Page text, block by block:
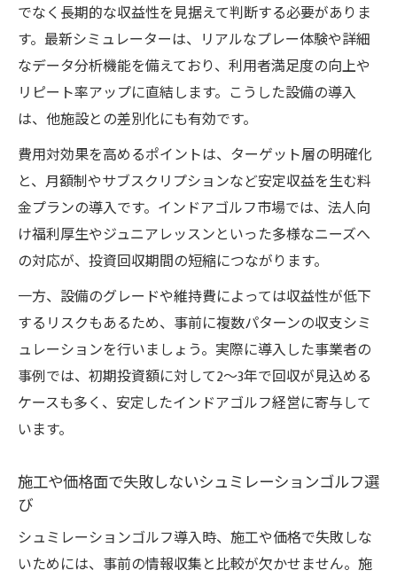
でなく長期的な収益性を見据えて判断する必要がありま
す。最新シミュレーターは、リアルなプレー体験や詳細
なデータ分析機能を備えており、利用者満足度の向上や
リピート率アップに直結します。こうした設備の導入
は、他施設との差別化にも有効です。
費用対効果を高めるポイントは、ターゲット層の明確化
と、月額制やサブスクリプションなど安定収益を生む料
金プランの導入です。インドアゴルフ市場では、法人向
け福利厚生やジュニアレッスンといった多様なニーズへ
の対応が、投資回収期間の短縮につながります。
一方、設備のグレードや維持費によっては収益性が低下
するリスクもあるため、事前に複数パターンの収支シミ
ュレーションを行いましょう。実際に導入した事業者の
事例では、初期投資額に対して2〜3年で回収が見込める
ケースも多く、安定したインドアゴルフ経営に寄与して
います。
施工や価格面で失敗しないシュミレーションゴルフ選
び
シュミレーションゴルフ導入時、施工や価格で失敗しな
いためには、事前の情報収集と比較が欠かせません。施